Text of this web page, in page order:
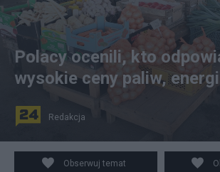
Polacy ocenili kto odpowiada za
Fot. PAP/Darek Delmanowicz
Polacy ocenili, kto
wysokie ceny paliw,
Redakcja
Obserwuj temat